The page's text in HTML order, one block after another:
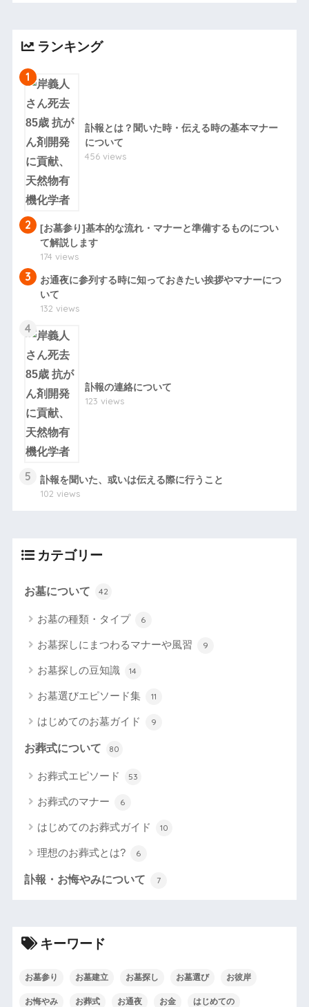
ランキング
1
訃報とは？聞いた時・伝える時の基本マナー
について
456 views
2
[お墓参り]基本的な流れ・マナーと準備するものについ
て解説します
174 views
3
お通夜に参列する時に知っておきたい挨拶やマナーにつ
いて
132 views
4
訃報の連絡について
123 views
5
訃報を聞いた、或いは伝える際に行うこと
102 views
カテゴリー
お墓について 42
お墓の種類・タイプ 6
お墓探しにまつわるマナーや風習 9
お墓探しの豆知識 14
お墓選びエピソード集 11
はじめてのお墓ガイド 9
お葬式について 80
お葬式エピソード 53
お葬式のマナー 6
はじめてのお葬式ガイド 10
理想のお葬式とは? 6
訃報・お悔やみについて 7
キーワード
お墓参り お墓建立 お墓探し お墓選び お彼岸
お悔やみ お葬式 お通夜 お金 はじめての